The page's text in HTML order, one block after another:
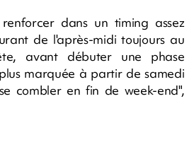
dans un timing assez
de l'après-midi toujours au
avant débuter une phase
marquée à partir de samedi
combler en fin de week-end",